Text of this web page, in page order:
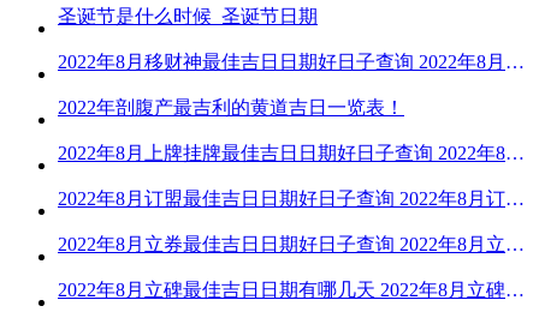
圣诞节是什么时候_圣诞节日期
2022年8月移财神最佳吉日日期好日子查询 2022年8月移财神吉日一览
2022年剖腹产最吉利的黄道吉日一览表！
2022年8月上牌挂牌最佳吉日日期好日子查询 2022年8月上牌吉日精选
2022年8月订盟最佳吉日日期好日子查询 2022年8月订盟黄道吉日一览
2022年8月立券最佳吉日日期好日子查询 2022年8月立券的黄道吉日一览
2022年8月立碑最佳吉日日期有哪几天 2022年8月立碑吉日查询